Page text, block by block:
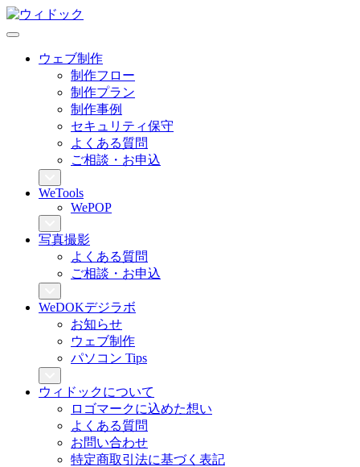
ウェブ制作
制作フロー
制作プラン
制作事例
セキュリティ保守
よくある質問
ご相談・お申込
WeTools
WePOP
写真撮影
よくある質問
ご相談・お申込
WeDOKデジラボ
お知らせ
ウェブ制作
パソコン Tips
ウィドックについて
ロゴマークに込めた想い
よくある質問
お問い合わせ
特定商取引法に基づく表記